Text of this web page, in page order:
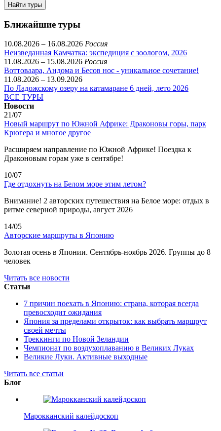
Найти туры
Ближайшие туры
10.08.2026 – 16.08.2026 Россия
Неизведанная Камчатка: экспедиция с зоологом, 2026
11.08.2026 – 15.08.2026 Россия
Воттоваара, Андома и Бесов нос - уникальное сочетание!
11.08.2026 – 13.09.2026
По Ладожскому озеру на катамаране 6 дней, лето 2026
ВСЕ ТУРЫ
Новости
21/07
Новый маршрут по Южной Африке: Драконовы горы, парк
Крюгера и многое другое
Расширяем направление по Южной Африке! Поездка к
Драконовым горам уже в сентябре!
10/07
Где отдохнуть на Белом море этим летом?
Внимание! 2 авторских путешествия на Белое море: отдых в
ритме северной природы, август 2026
14/05
Авторские маршруты в Японию
Золотая осень в Японии. Сентябрь-ноябрь 2026. Группы до 8
человек
Читать все новости
Статьи
7 причин поехать в Японию: страна, которая всегда
превосходит ожидания
Япония за пределами открыток: как выбрать маршрут
своей мечты
Треккинги по Новой Зеландии
Чемпионат по воздухоплаванию в Великих Луках
Великие Луки. Активные выходные
Читать все статьи
Блог
Марокканский калейдоскоп